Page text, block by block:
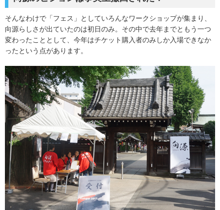
そんなわけで「フェス」としていろんなワークショップが集まり、
向源らしさが出ていたのは初日のみ。その中で去年までともう一つ
変わったこととして、今年はチケット購入者のみしか入場できなか
ったという点があります。